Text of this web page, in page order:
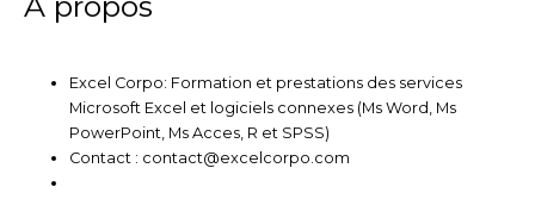
Excel Corpo: Formation et prestations des services
Microsoft Excel et logiciels connexes (Ms Word, Ms
PowerPoint, Ms Acces, R et SPSS)
Contact : contact@excelcorpo.com